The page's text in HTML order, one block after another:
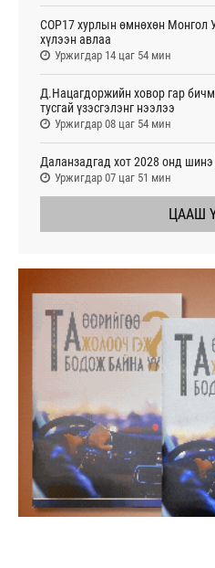
COP17 хурлын өмнөхөн Монгол
хүлээн авлаа
Уржигдар 14 цаг 54 мин
Д.Нацагдоржийн ховор гар
тусгай үзэсгэлэнг нээлээ
Уржигдар 08 цаг 54 мин
Даланзадгад хот 2028 онд
Уржигдар 07 цаг 51 мин
ЦААШ